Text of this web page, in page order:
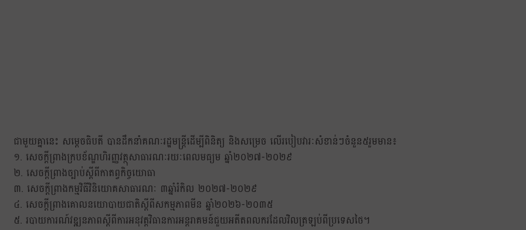
ជាមួយគ្នានេះ សម្ដេចធិបតី បានដឹកនាំគណៈរដ្ឋមន្ត្រីដើម្បីពិនិត្យ និងសម្រេច លើរបៀបវារៈសំខាន់ៗចំនួន៥រួមមាន៖
១. សេចក្តីព្រាងក្របខ័ណ្ឌហិរញ្ញវត្ថុសាធារណៈរយៈពេលមធ្យម ឆ្នាំ២០២៧-២០២៩
២. សេចក្តីព្រាងច្បាប់ស្តីពីកាតព្វកិច្ចយោធា
៣. សេចក្តីព្រាងកម្មវិធីវិនិយោគសាធារណៈ ៣ឆ្នាំរំកិល ២០២៧-២០២៩
៤. សេចក្តីព្រាងគោលនយោបាយជាតិស្តីពីសកម្មភាពមីន ឆ្នាំ២០២៦-២០៣៥
៥. របាយការណ៍វឌ្ឍនភាពស្តីពីការអនុវត្តវិធានការអន្តរាគមន៍ជួយអតីតពលករដែលវិលត្រឡប់ពីប្រទេសថៃ។